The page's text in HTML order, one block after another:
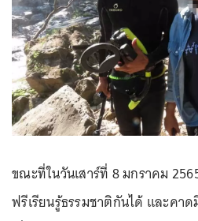
ขณะที่ในวันเสาร์ที่ 8 มกราคม
ฟรีเรียนรู้ธรรมชาติกันได้ และคา